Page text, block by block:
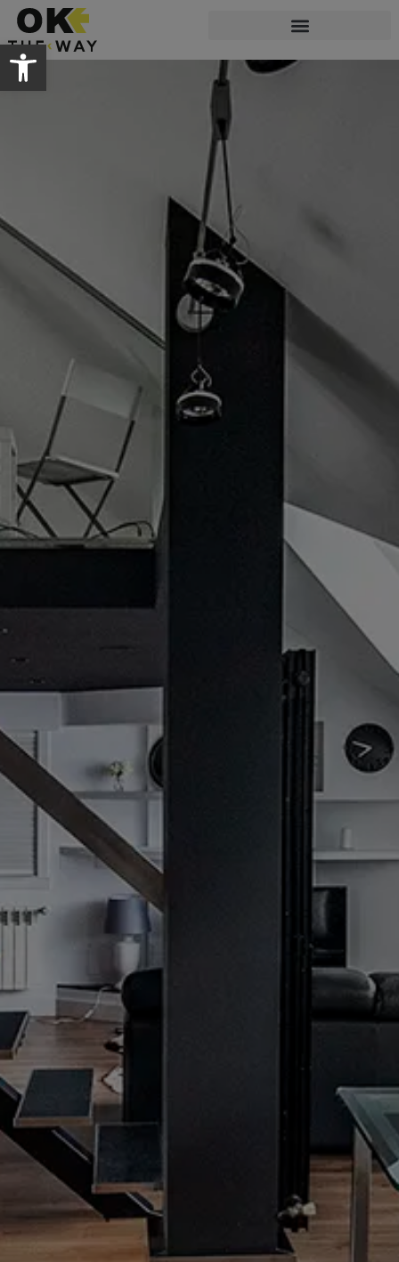
Abrir barra de herramientas